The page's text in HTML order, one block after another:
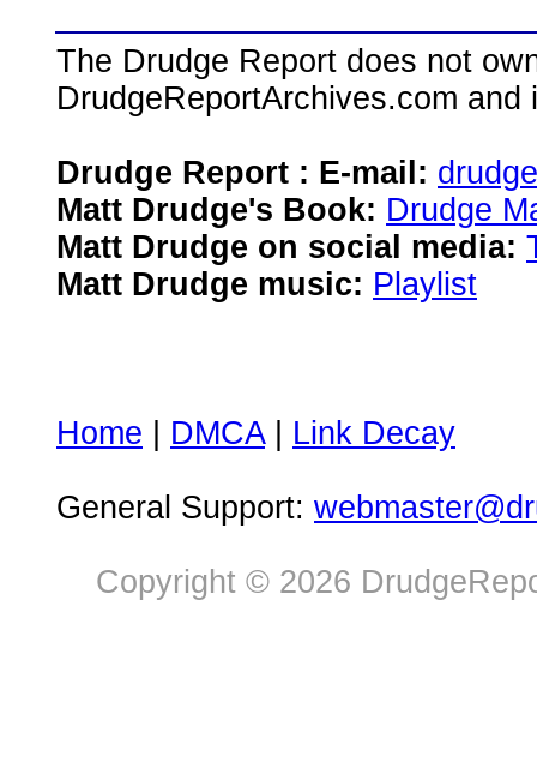
The Drudge Report does not
DrudgeReportArchives.com
Drudge Report : E-mail:
Matt Drudge's Book: Drudge
Matt Drudge on social media:
Matt Drudge music: Playlist
Home DMCA| Link Decay
General Support:
Copyright © 2026